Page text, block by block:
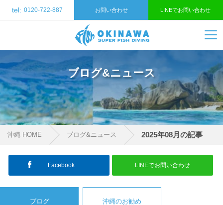
tel: 0120-722-887 お問い合わせ LINEでお問い合わせ
ブログ&ニュース
沖縄 HOME ブログ&ニュース 2025年08月の記事
ブログ 沖縄のお勧め
Facebook LINEでお問い合わせ